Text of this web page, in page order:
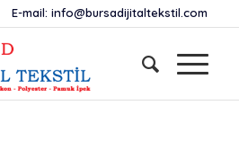
E-mail:info@bursadijitaltekstil.com